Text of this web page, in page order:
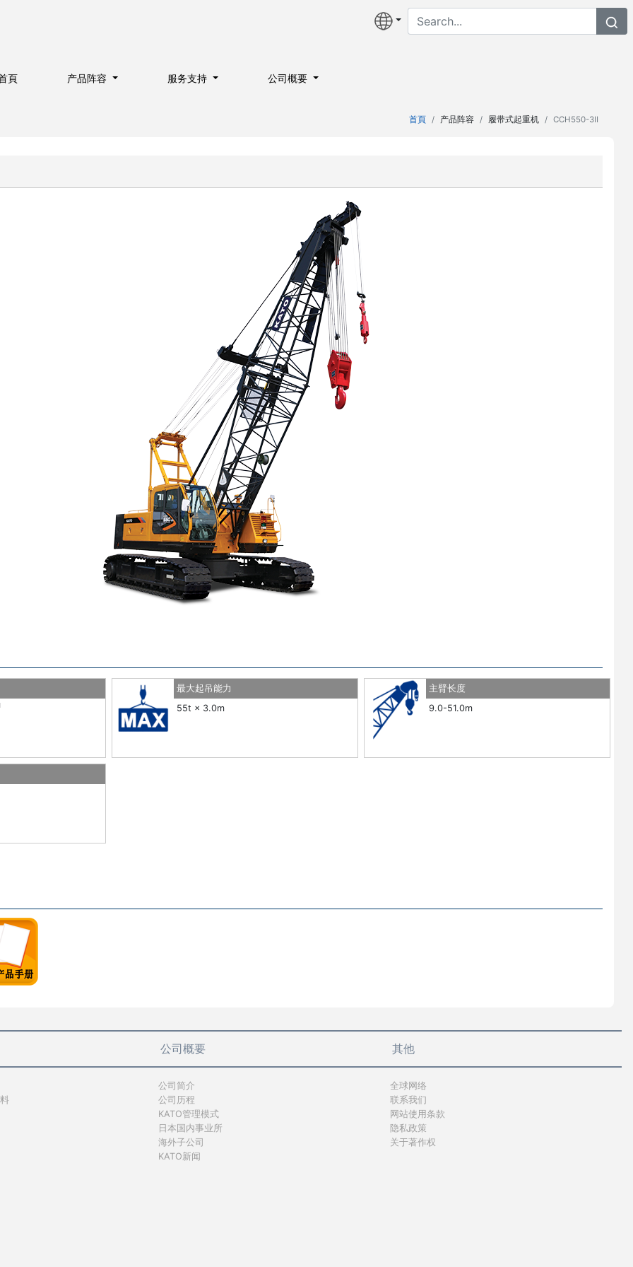
頁 产品阵容 服务支持 公司概要
首頁 产品阵容 履带式起重机 CCH550-3Ⅱ
最大起吊能力
55t × 3.0m
主臂长度
9.0-51.0m
公司概要
公司简介
公司历程
KATO管理模式
日本国内事业所
海外子公司
KATO新闻
其他
全球网络
联系我们
网站使用条款
隐私政策
关于著作权